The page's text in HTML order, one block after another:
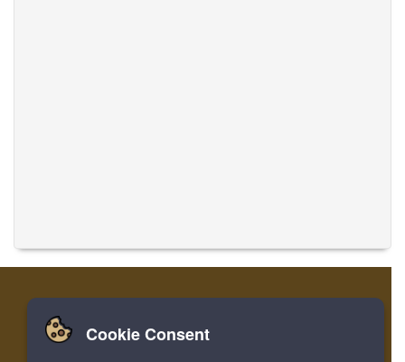
집 로그인 레지스터
Cookie Consent